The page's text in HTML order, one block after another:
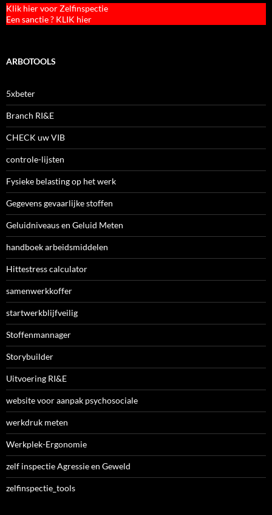
Klik hier voor Zelfinspectie
Een sanctie ? KLIK hier
ARBOTOOLS
5xbeter
Branch RI&E
CHECK uw VIB
controle-lijsten
Fysieke belasting op het werk
Gegevens gevaarlijke stoffen
Geluidniveaus en Geluid Meten
handboek arbeidsmiddelen
Hittestress calculator
samenwerkkoffer
startwerkblijfveilig
Stoffenmannager
Storybuilder
Uitvoering RI&E
website voor aanpak psychosociale
werkdruk meten
Werkplek-Ergonomie
zelf inspectie Agressie en Geweld
zelfinspectie_tools